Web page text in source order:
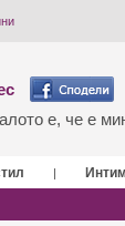
е, че е
|